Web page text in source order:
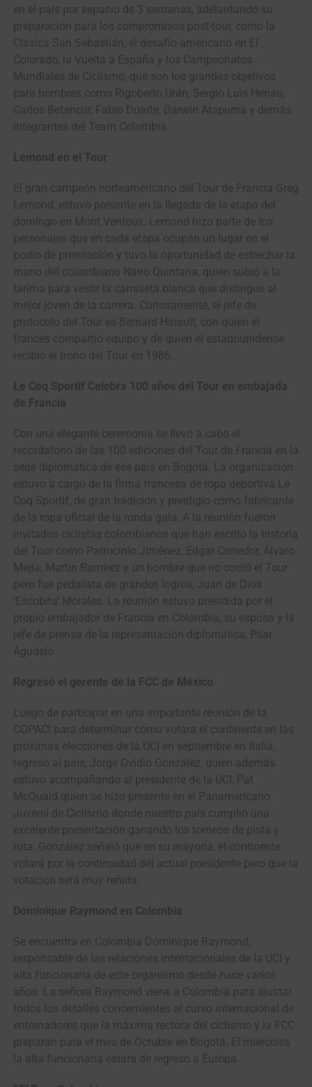
en el país por espacio de 3 semanas, adelantando su
preparación para los compromisos post-tour, como la
Clásica San Sebastián, el desafío americano en El
Colorado, la Vuelta a España y los Campeonatos
Mundiales de Ciclismo, que son los grandes objetivos
para hombres como Rigoberto Urán, Sergio Luis Henao,
Carlos Betancur, Fabio Duarte, Darwin Atapuma y demás
integrantes del Team Colombia.
Lemond en el Tour
El gran campeón norteamericano del Tour de Francia Greg
Lemond, estuvo presente en la llegada de la etapa del
domingo en Mont Ventoux. Lemond hizo parte de los
personajes que en cada etapa ocupan un lugar en el
podio de premiación y tuvo la oportunidad de estrechar la
mano del colombiano Nairo Quintana, quien subió a la
tarima para vestir la camiseta blanca que distingue al
mejor joven de la carrera. Curiosamente, el jefe de
protocolo del Tour es Bernard Hinault, con quien el
francés compartió equipo y de quien el estadounidense
recibió el trono del Tour en 1986.
Le Coq Sportif Celebra 100 años del Tour en embajada
de Francia
Con una elegante ceremonia se llevó a cabo el
recordatorio de las 100 ediciones del Tour de Francia en la
sede diplomática de ese país en Bogotá. La organización
estuvo a cargo de la firma francesa de ropa deportiva Le
Coq Sportif, de gran tradición y prestigio como fabricante
de la ropa oficial de la ronda gala. A la reunión fueron
invitados ciclistas colombianos que han escrito la historia
del Tour como Patrocinio Jiménez, Edgar Corredor, Álvaro
Mejía, Martin Ramírez y un hombre que no corrió el Tour
pero fue pedalista de grandes logros, Juan de Dios
‘Escobita’ Morales. La reunión estuvo presidida por el
propio embajador de Francia en Colombia, su esposa y la
jefe de prensa de la representación diplomática, Pilar
Agudelo.
Regresó el gerente de la FCC de México
Luego de participar en una importante reunión de la
COPACI para determinar cómo votara el continente en las
próximas elecciones de la UCI en septiembre en Italia,
regresó al país, Jorge Ovidio González, quien además
estuvo acompañando al presidente de la UCI, Pat
McQuaid quien se hizo presente en el Panamericano
Juvenil de Ciclismo donde nuestro país cumplió una
excelente presentación ganando los torneos de pista y
ruta. González señaló que en su mayoría, el continente
votará por la continuidad del actual presidente pero que la
votación será muy reñida.
Dominique Raymond en Colombia
Se encuentra en Colombia Dominique Raymond,
responsable de las relaciones internacionales de la UCI y
alta funcionaria de este organismo desde hace varios
años. La señora Raymond viene a Colombia para ajustar
todos los detalles concernientes al curso internacional de
entrenadores que la máxima rectora del ciclismo y la FCC
preparan para el mes de Octubre en Bogotá. El miércoles
la alta funcionaria estará de regreso a Europa.